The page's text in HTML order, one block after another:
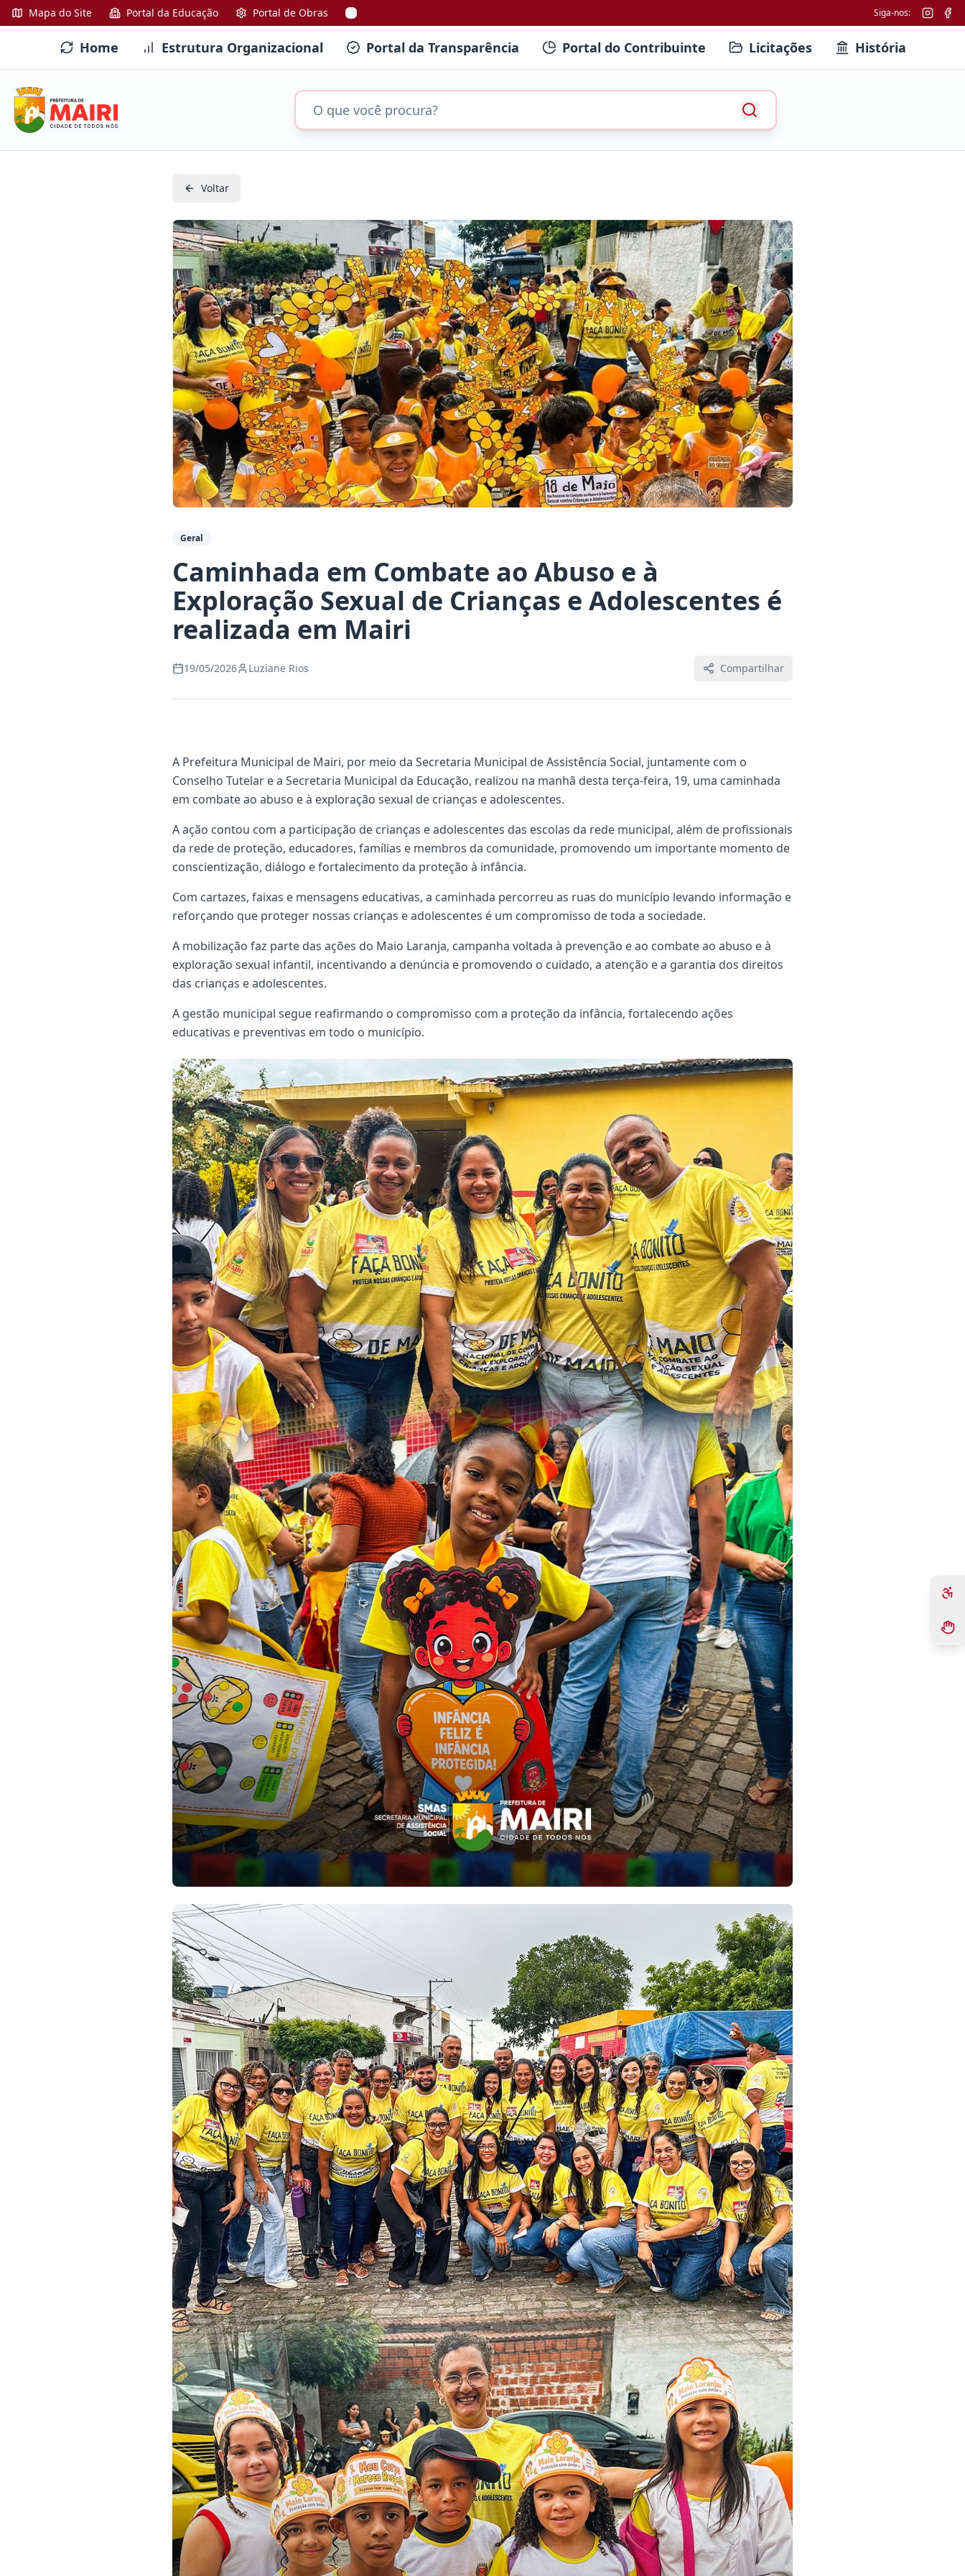
Mapa do Site Portal da Educação Portal de Obras Siga-nos:
Home Estrutura Organizacional Portal da Transparência Portal do Contribuinte Licitações História
Voltar
Geral
Caminhada em Combate ao Abuso e à
Exploração Sexual de Crianças e Adolescentes é
realizada em Mairi
19/05/2026 Luziane Rios Compartilhar
A Prefeitura Municipal de Mairi, por meio da Secretaria Municipal de Assistência Social, juntamente com o
Conselho Tutelar e a Secretaria Municipal da Educação, realizou na manhã desta terça-feira, 19, uma caminhada
em combate ao abuso e à exploração sexual de crianças e adolescentes.
A ação contou com a participação de crianças e adolescentes das escolas da rede municipal, além de profissionais
da rede de proteção, educadores, famílias e membros da comunidade, promovendo um importante momento de
conscientização, diálogo e fortalecimento da proteção à infância.
Com cartazes, faixas e mensagens educativas, a caminhada percorreu as ruas do município levando informação e
reforçando que proteger nossas crianças e adolescentes é um compromisso de toda a sociedade.
A mobilização faz parte das ações do Maio Laranja, campanha voltada à prevenção e ao combate ao abuso e à
exploração sexual infantil, incentivando a denúncia e promovendo o cuidado, a atenção e a garantia dos direitos
das crianças e adolescentes.
A gestão municipal segue reafirmando o compromisso com a proteção da infância, fortalecendo ações
educativas e preventivas em todo o município.